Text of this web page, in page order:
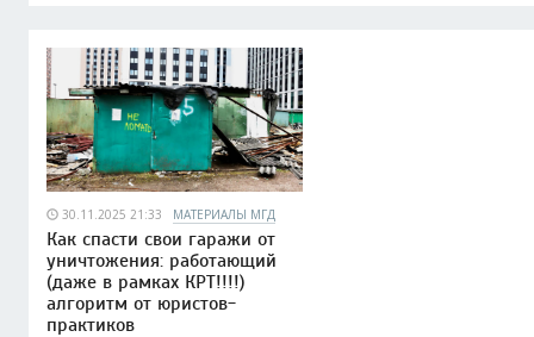
30.11.2025 21:33 МАТЕРИАЛЫ МГД
Как спасти свои гаражи от
уничтожения: работающий
(даже в рамках КРТ!!!!)
алгоритм от юристов-
практиков